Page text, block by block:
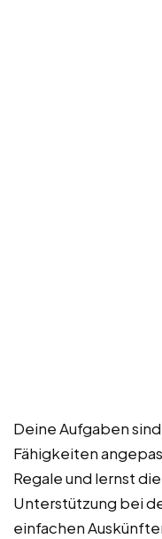
Deine Aufgaben
Fähigkeiten
Regale und lernst
Unterstützung bei
einfachen